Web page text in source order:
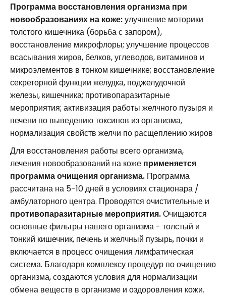
Программа восстановления организма при
новообразованиях на коже:улучшение моторики
толстого кишечника (борьба с запором),
восстановление микрофлоры; улучшение процессов
всасывания жиров, белков, углеводов, витаминов и
микроэлементов в тонком кишечнике; восстановление
секреторной функции желудка, поджелудочной
железы, кишечника; противопаразитарные
мероприятия; активизация работы желчного пузыря и
печени по выведению токсинов из организма,
нормализация свойств желчи по расщеплению жиров
Для восстановления работы всего организма,
лечения новообразований на коже применяется
программа очищения организма. Программа
рассчитана на 5-10 дней в условиях стационара /
амбулаторного центра. Проводятся очистительные и
противопаразитарные мероприятия.Очищаются
основные фильтры нашего организма - толстый и
тонкий кишечник, печень и желчный пузырь, почки и
включается в процесс очищения лимфатическая
система. Благодаря комплексу процедур по очищению
организма, создаются условия для нормализации
обмена веществ в организме и оздоровления кожи.